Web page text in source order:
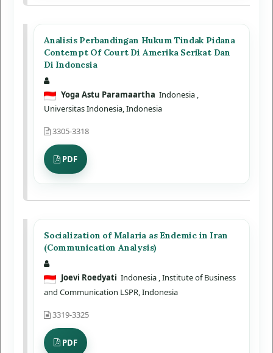
Analisis Perbandingan Hukum Tindak Pidana
Contempt Of Court Di Amerika Serikat Dan
Di Indonesia
Yoga Astu Paramaartha Indonesia ,
Universitas Indonesia, Indonesia
3305-3318
PDF
Socialization of Malaria as Endemic in Iran
(Communication Analysis)
Joevi Roedyati Indonesia , Institute of Business
and Communication LSPR, Indonesia
3319-3325
PDF